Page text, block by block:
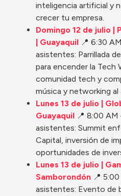
inteligencia artificial y
crecer tu empresa.
Domingo 12 de julio |
| Guayaquil 📍 6:30
asistentes: Parrillada
para encender la Tech
comunidad tech y
música y networking al
Lunes 13 de julio |
Guayaquil 📍 8:00
asistentes: Summit
Capital, inversión de
oportunidades de
Lunes 13 de julio |
Samborondón 📍
asistentes: Evento de